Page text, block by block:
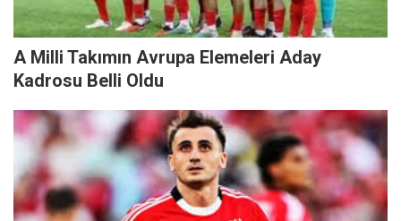
A Milli Takımın Avrupa Elemeleri Aday
Kadrosu Belli Oldu